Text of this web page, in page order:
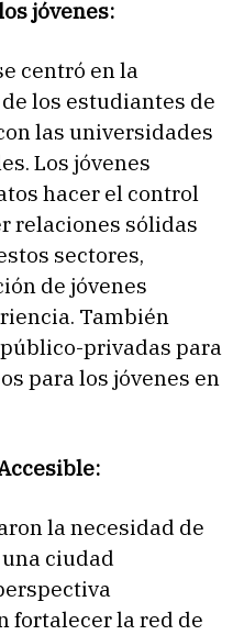
jóvenes:
centró en la
los estudiantes de
las universidades
Los jóvenes
hacer el control
relaciones sólidas
sectores,
de jóvenes
También
privadas para
para los jóvenes en
la necesidad de
ciudad
fortalecer la red de